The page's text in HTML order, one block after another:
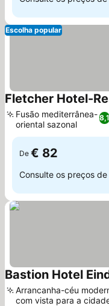
Escolha popular
Fletcher Hotel-
8,1
Fusão mediterrânea-
oriental sazonal
De € 82
Consulte os preços de
Bastion Hotel
Arrancanha-céu
com vista para a